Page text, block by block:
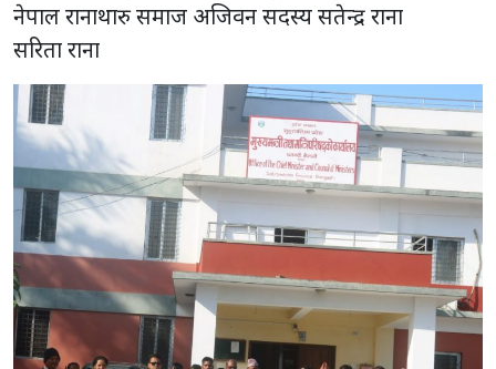
नेपाल रानाथारु समाज अजिवन सदस्य सतेन्द्र राना
सरिता राना